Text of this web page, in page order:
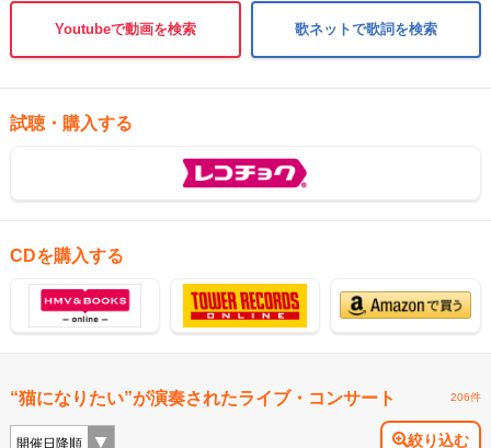
Youtubeで動画を検索 歌ネットで歌詞を検索
試聴・購入する
CDを購入する
“猫になりたい”が演奏されたライブ・コンサート 206件
絞り込む